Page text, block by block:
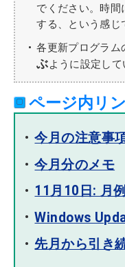
でください。時
する、という感じ
各更新プログラム
ぶように設定して
ページ内リ
今月の注意事
今月分のメモ
11月10日: 月
Windows
先月から引き